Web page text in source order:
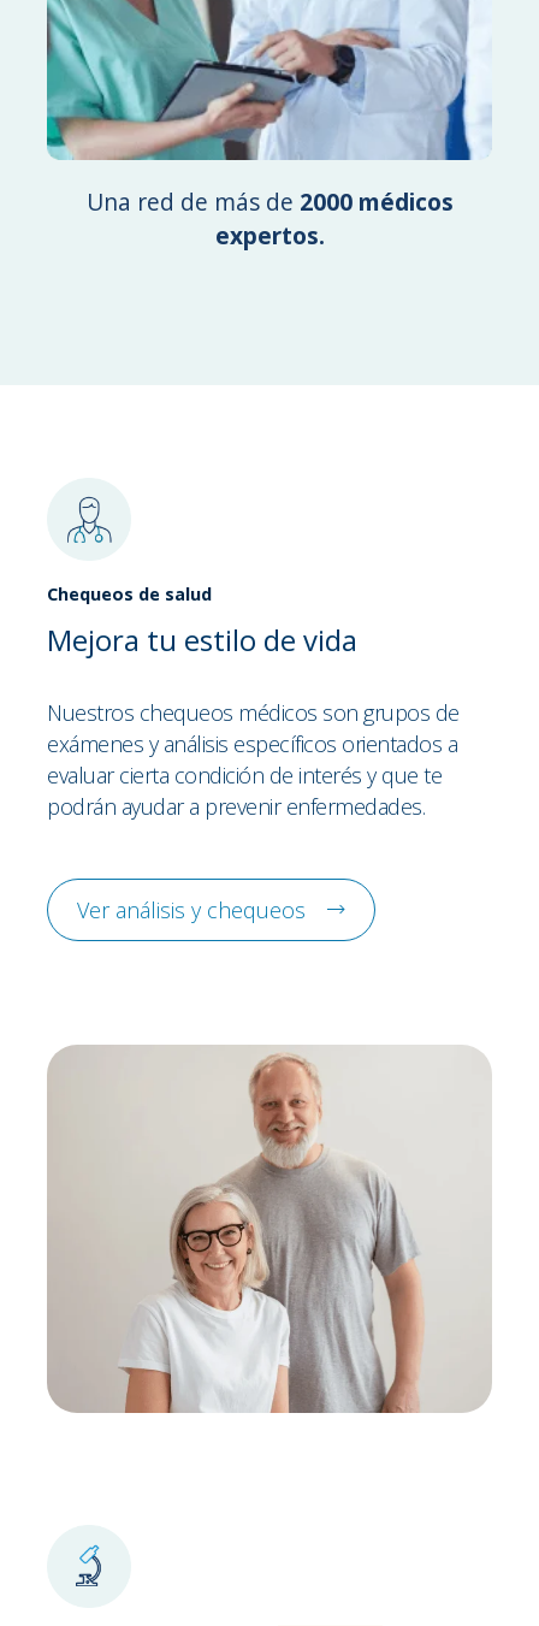
Una red de más de 2000 médicos
expertos.
Chequeos de salud
Mejora tu estilo de vida
Nuestros chequeos médicos son grupos de
exámenes y análisis específicos orientados a
evaluar cierta condición de interés y que te
podrán ayudar a prevenir enfermedades.
Ver análisis y chequeos